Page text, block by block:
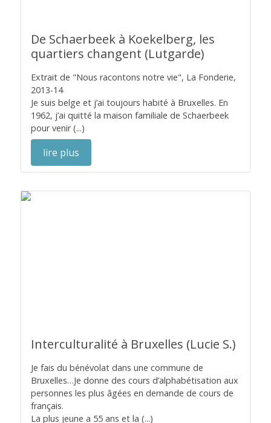
De Schaerbeek à Koekelberg, les
quartiers changent (Lutgarde)
Extrait de "Nous racontons notre vie", La Fonderie,
2013-14
Je suis belge et j’ai toujours habité à Bruxelles. En
1962, j’ai quitté la maison familiale de Schaerbeek
pour venir (...)
lire plus
Interculturalité à Bruxelles (Lucie S.)
Je fais du bénévolat dans une commune de
Bruxelles…Je donne des cours d’alphabétisation aux
personnes les plus âgées en demande de cours de
français.
La plus jeune a 55 ans et la (...)